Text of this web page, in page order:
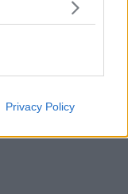
Privacy Policy